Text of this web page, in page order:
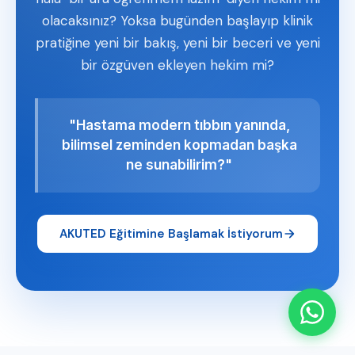
olacaksınız? Yoksa bugünden başlayıp klinik
pratiğine yeni bir bakış, yeni bir beceri ve yeni
bir özgüven ekleyen hekim mi?
"Hastama modern tıbbın yanında,
bilimsel zeminden kopmadan başka
ne sunabilirim?"
AKUTED Eğitimine Başlamak İstiyorum